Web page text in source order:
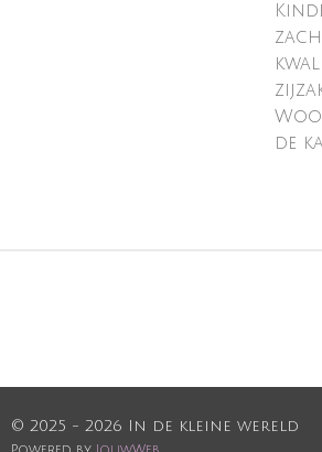
de
© 2025 - 2026 In de kleine wereld